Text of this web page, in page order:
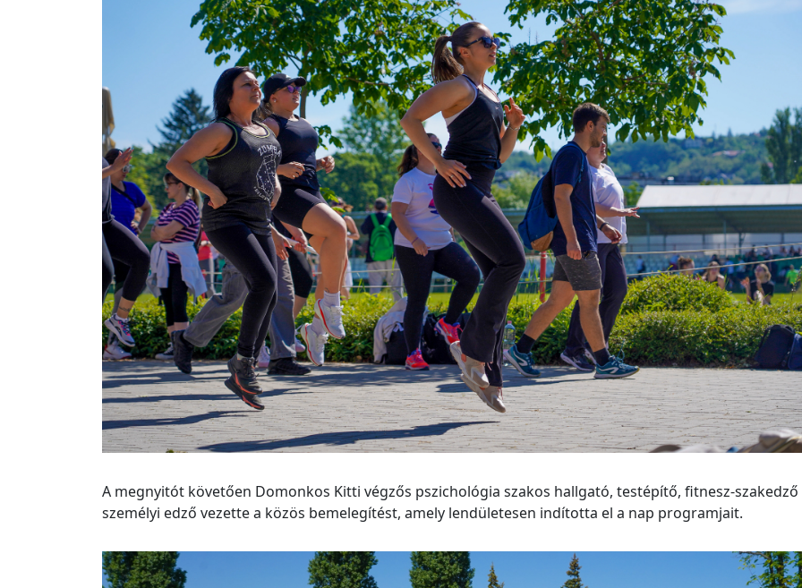
A megnyitót követően Domonkos Kitti végzős pszichológia szakos hallgató, testépítő, fitnesz-szakedző
személyi edző vezette a közös bemelegítést, amely lendületesen indította el a nap programjait.